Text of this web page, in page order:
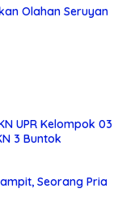
Olahan Seruyan
UPR Kelompok 03
3 Buntok
Seorang Pria